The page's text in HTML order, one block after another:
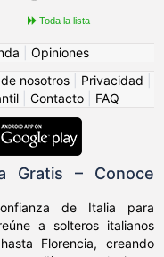
Toda la lista
Opiniones
nosotros Privacidad
Contacto FAQ
Gratis – Conoce
de Italia para
a solteros italianos
Florencia, creando